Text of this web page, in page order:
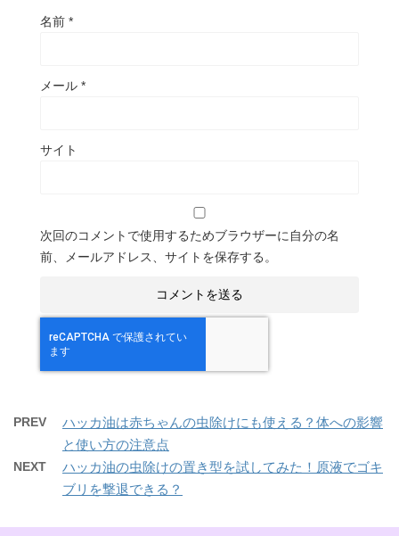
名前 *
メール *
サイト
次回のコメントで使用するためブラウザーに自分の名
前、メールアドレス、サイトを保存する。
PREV
ハッカ油は赤ちゃんの虫除けにも使える？体への影響
と使い方の注意点
NEXT
ハッカ油の虫除けの置き型を試してみた！原液でゴキ
ブリを撃退できる？